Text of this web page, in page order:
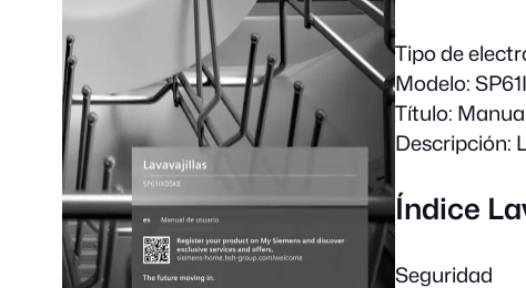
Tipo de
Modelo:
Título:
Descripción:
Índice
Seguridad